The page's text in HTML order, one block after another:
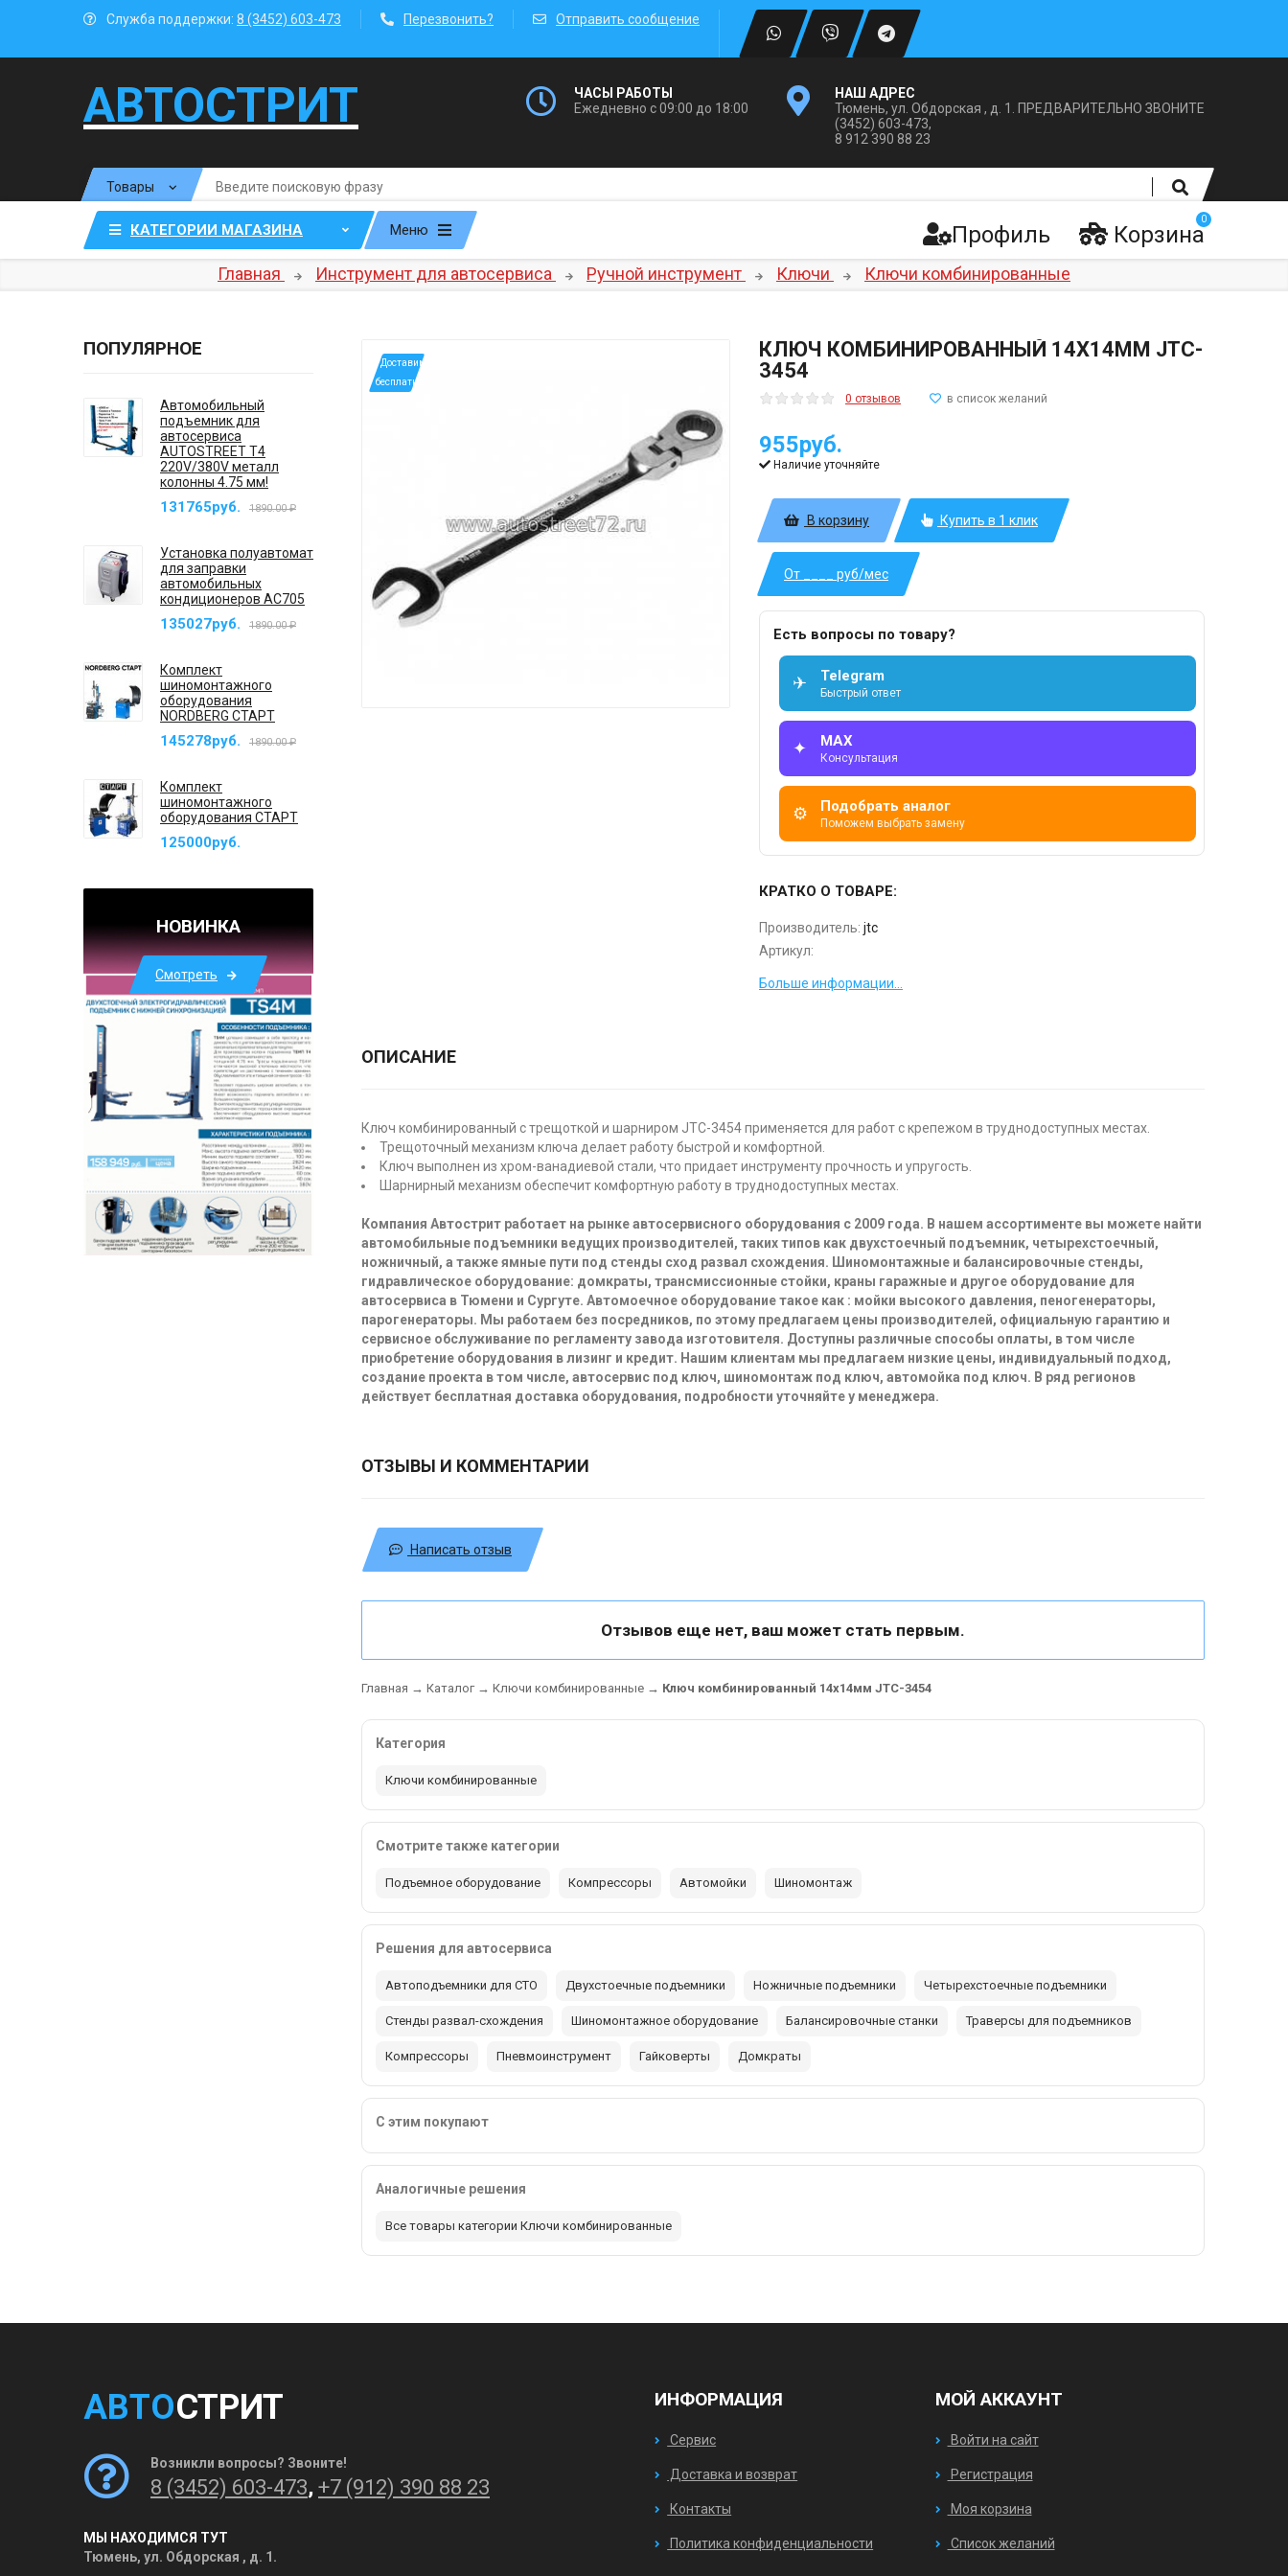
Служба поддержки: 8 (3452) 603-473 Перезвонить? Отправить сообщение
АВТОСТРИТ
ЧАСЫ РАБОТЫ
Ежедневно с 09:00 до 18:00
НАШ АДРЕС
Тюмень, ул. Обдорская , д. 1. ПРЕДВАРИТЕЛЬНО ЗВОНИТЕ
(3452) 603-473,
8 912 390 88 23
КАТЕГОРИИ МАГАЗИНА Меню Корзина
0
Профиль
Главная Инструмент для автосервиса Ручной инструмент Ключи Ключи комбинированные
*Доставим
бесплатно
КЛЮЧ КОМБИНИРОВАННЫЙ 14Х14ММ JTC-
3454
0 отзывов
955руб.
Наличие уточняйте
В корзину Купить в 1 клик
От ____ руб/мес
Есть вопросы по товару?
✈ Telegram
Быстрый ответ
✦ MAX
Консультация
⚙ Подобрать аналог
Поможем выбрать замену
КРАТКО О ТОВАРЕ:
Производитель: jtc
Артикул:
Больше информации...
ОПИСАНИЕ
Ключ комбинированный с трещоткой и шарниром JTC-3454 применяется для работ с крепежом в труднодоступных местах.
Трещоточный механизм ключа делает работу быстрой и комфортной.
Ключ выполнен из хром-ванадиевой стали, что придает инструменту прочность и упругость.
Шарнирный механизм обеспечит комфортную работу в труднодоступных местах.
Компания Автострит работает на рынке автосервисного оборудования с 2009 года. В нашем ассортименте вы можете найти
автомобильные подъемники ведущих производителей, таких типов как двухстоечный подъемник, четырехстоечный,
ножничный, а также ямные пути под стенды сход развал схождения. Шиномонтажные и балансировочные стенды,
гидравлическое оборудование: домкраты, трансмиссионные стойки, краны гаражные и другое оборудование для
автосервиса в Тюмени и Сургуте. Автомоечное оборудование такое как : мойки высокого давления, пеногенераторы,
парогенераторы. Мы работаем без посредников, по этому предлагаем цены производителей, официальную гарантию и
сервисное обслуживание по регламенту завода изготовителя. Доступны различные способы оплаты, в том числе
приобретение оборудования в лизинг и кредит. Нашим клиентам мы предлагаем низкие цены, индивидуальный подход,
создание проекта в том числе, автосервис под ключ, шиномонтаж под ключ, автомойка под ключ. В ряд регионов
действует бесплатная доставка оборудования, подробности уточняйте у менеджера.
ОТЗЫВЫ И КОММЕНТАРИИ
Написать отзыв
Отзывов еще нет, ваш может стать первым.
Главная → Каталог→ Ключи комбинированные → Ключ комбинированный 14х14мм JTC-3454
Категория
Ключи комбинированные
Смотрите также категории
Подъемное оборудование Компрессоры Автомойки Шиномонтаж
Решения для автосервиса
Автоподъемники для СТО Двухстоечные подъемники Ножничные подъемники Четырехстоечные подъемники
Стенды развал-схождения Шиномонтажное оборудование Балансировочные станки Траверсы для подъемников
Компрессоры Пневмоинструмент Гайковерты Домкраты
С этим покупают
Аналогичные решения
Все товары категории Ключи комбинированные
ПОПУЛЯРНОЕ
Автомобильный
подъемник для
автосервиса
AUTOSTREET T4
220V/380V металл
колонны 4.75 мм!
131765руб. 1890.00 ₽
Установка полуавтомат
для заправки
автомобильных
кондиционеров AC705
135027руб. 1890.00 ₽
Комплект
шиномонтажного
оборудования
NORDBERG СТАРТ
145278руб. 1890.00 ₽
Комплект
шиномонтажного
оборудования СТАРТ
125000руб.
НОВИНКА
Смотреть
АВТОСТРИТ
Возникли вопросы? Звоните!
8 (3452) 603-473, +7 (912) 390 88 23
МЫ НАХОДИМСЯ ТУТ
Тюмень, ул. Обдорская , д. 1.
ИНФОРМАЦИЯ
Сервис
Доставка и возврат
Контакты
Политика конфиденциальности
МОЙ АККАУНТ
Войти на сайт
Регистрация
Моя корзина
Список желаний